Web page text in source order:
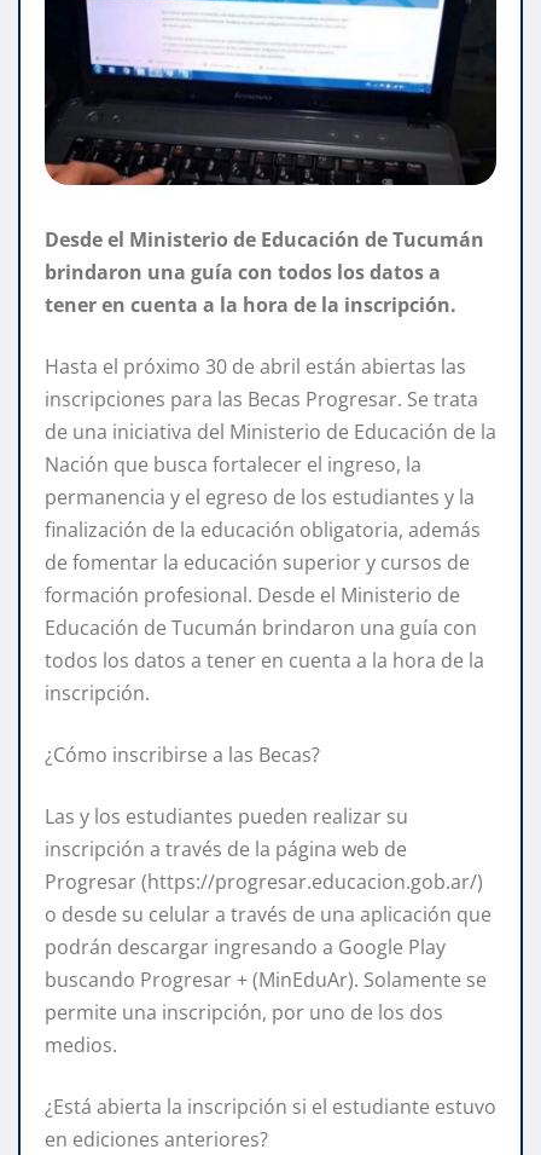
Desde el Ministerio de Educación de Tucumán
brindaron una guía con todos los datos a
tener en cuenta a la hora de la inscripción.
Hasta el próximo 30 de abril están abiertas las
inscripciones para las Becas Progresar. Se trata
de una iniciativa del Ministerio de Educación de la
Nación que busca fortalecer el ingreso, la
permanencia y el egreso de los estudiantes y la
finalización de la educación obligatoria, además
de fomentar la educación superior y cursos de
formación profesional. Desde el Ministerio de
Educación de Tucumán brindaron una guía con
todos los datos a tener en cuenta a la hora de la
inscripción.
¿Cómo inscribirse a las Becas?
Las y los estudiantes pueden realizar su
inscripción a través de la página web de
Progresar (https://progresar.educacion.gob.ar/)
o desde su celular a través de una aplicación que
podrán descargar ingresando a Google Play
buscando Progresar + (MinEduAr). Solamente se
permite una inscripción, por uno de los dos
medios.
¿Está abierta la inscripción si el estudiante estuvo
en ediciones anteriores?